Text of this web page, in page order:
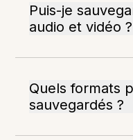
Puis-je
audio et vidéo ?
Quels formats
sauvegardés ?